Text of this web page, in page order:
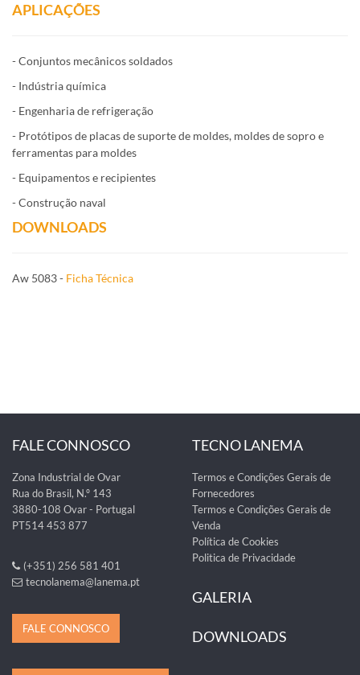
APLICAÇÕES
- Conjuntos mecânicos soldados
- Indústria química
- Engenharia de refrigeração
- Protótipos de placas de suporte de moldes, moldes de sopro e
ferramentas para moldes
- Equipamentos e recipientes
- Construção naval
DOWNLOADS
Aw 5083 - Ficha Técnica
FALE CONNOSCO
Zona Industrial de Ovar
Rua do Brasil, N.º 143
3880-108 Ovar - Portugal
PT514 453 877
(+351) 256 581 401
tecnolanema@lanema.pt
FALE CONNOSCO
TECNO LANEMA
Termos e Condições Gerais de
Fornecedores
Termos e Condições Gerais de
Venda
Política de Cookies
Politica de Privacidade
GALERIA
DOWNLOADS